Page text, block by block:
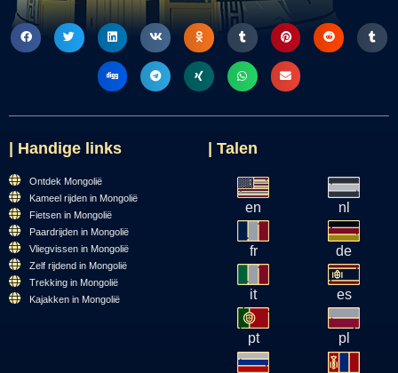
| Handige links
Ontdek Mongolië
Kameel rijden in Mongolië
Fietsen in Mongolië
Paardrijden in Mongolië
Vliegvissen in Mongolië
Zelf rijdend in Mongolië
Trekking in Mongolië
Kajakken in Mongolië
| Talen
en nl
fr de
it es
pt pl